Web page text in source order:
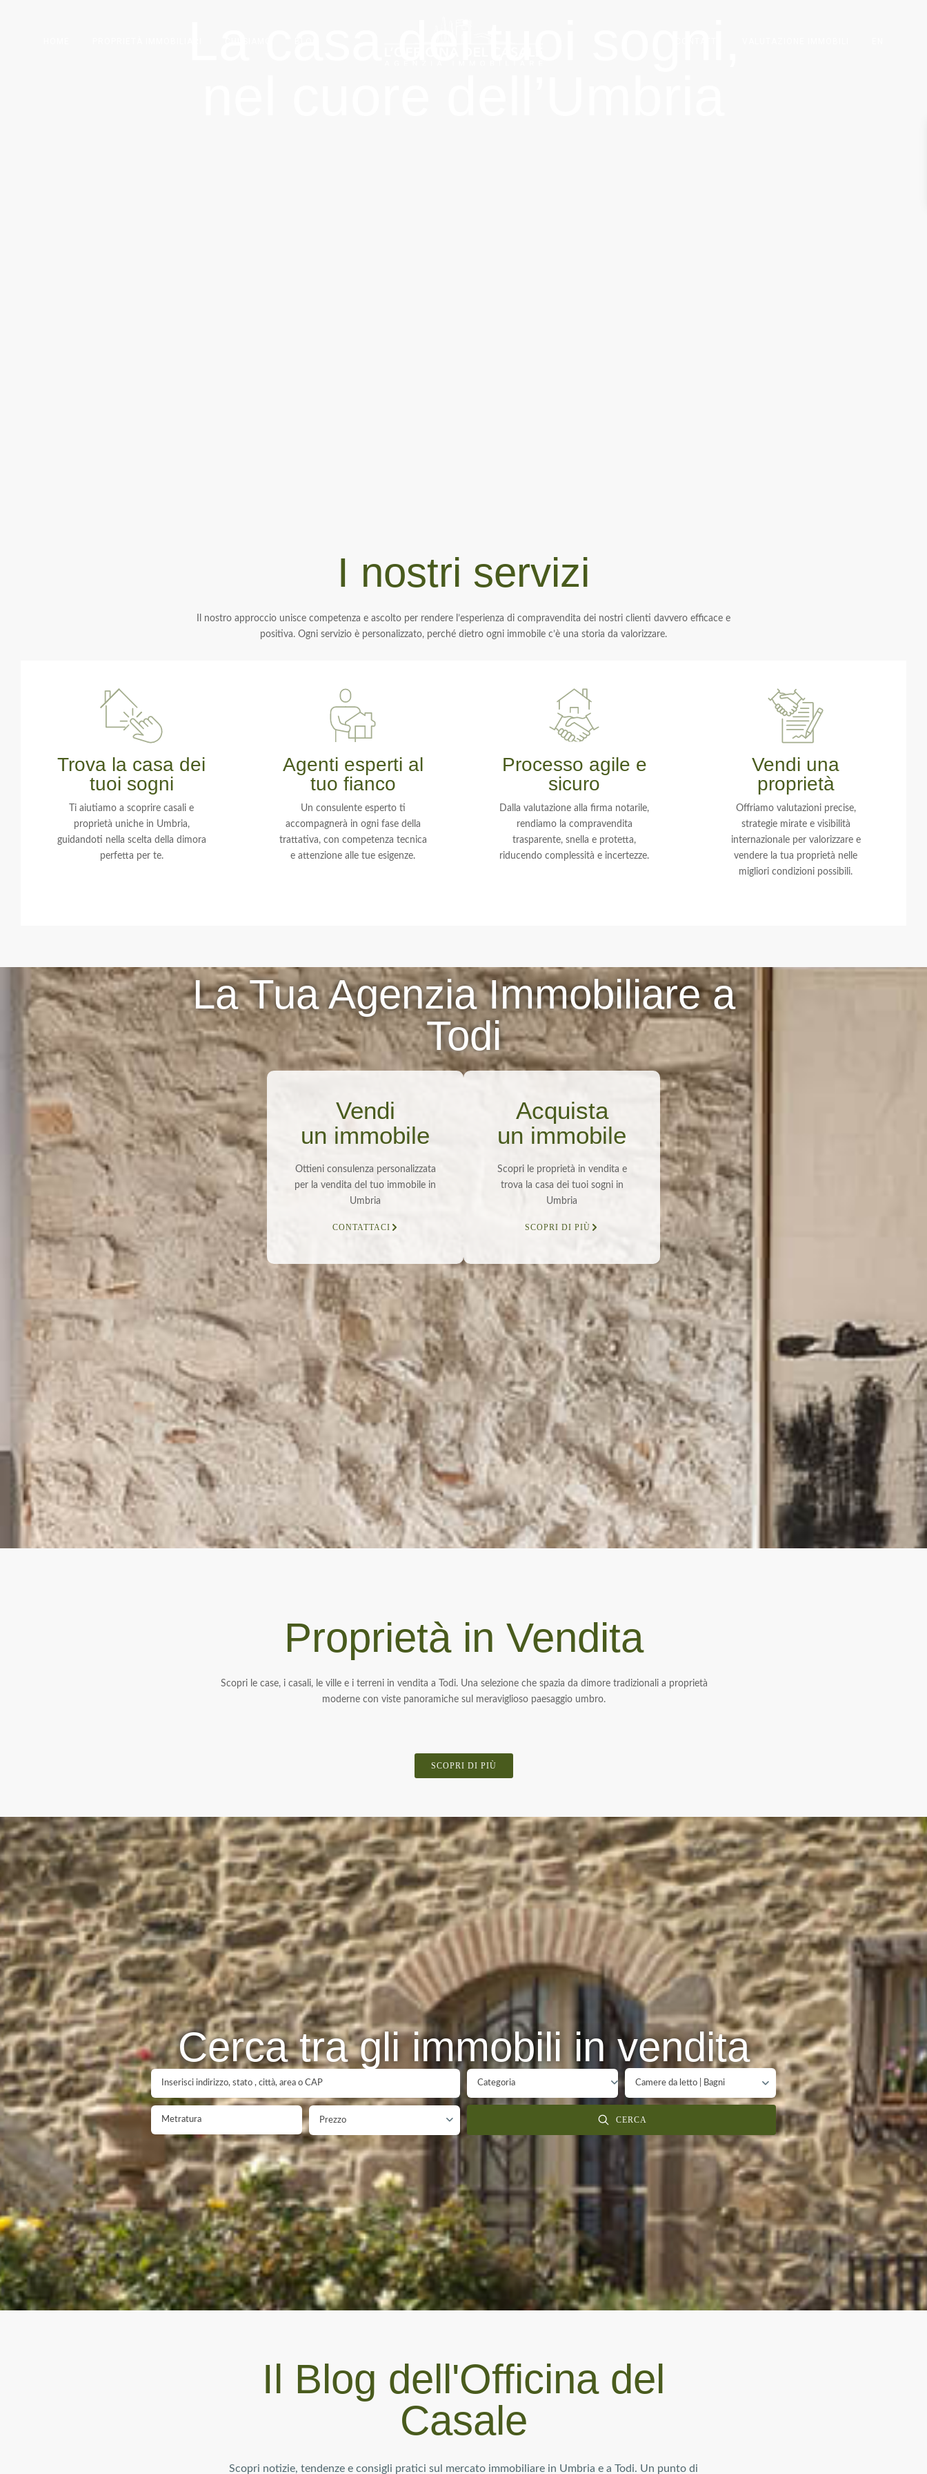
I nostri servizi
Il nostro approccio unisce competenza e ascolto per rendere l’esperienza di compravendita dei nostri clienti davvero efficace e
positiva. Ogni servizio è personalizzato, perché dietro ogni immobile c’è una storia da valorizzare.
Trova la casa dei
tuoi sogni
Ti aiutiamo a scoprire casali e
proprietà uniche in Umbria,
guidandoti nella scelta della dimora
perfetta per te.
Agenti esperti al
tuo fianco
Un consulente esperto ti
accompagnerà in ogni fase della
trattativa, con competenza tecnica
e attenzione alle tue esigenze.
Processo agile e
sicuro
Dalla valutazione alla firma notarile,
rendiamo la compravendita
trasparente, snella e protetta,
riducendo complessità e incertezze.
Vendi una
proprietà
Offriamo valutazioni precise,
strategie mirate e visibilità
internazionale per valorizzare e
vendere la tua proprietà nelle
migliori condizioni possibili.
La Tua Agenzia Immobiliare a
Todi
Vendi
un immobile
Ottieni consulenza personalizzata
per la vendita del tuo immobile in
Umbria
CONTATTACI
Acquista
un immobile
Scopri le proprietà in vendita e
trova la casa dei tuoi sogni in
Umbria
SCOPRI DI PIÙ
Proprietà in Vendita
Scopri le case, i casali, le ville e i terreni in vendita a Todi. Una selezione che spazia da dimore tradizionali a proprietà
moderne con viste panoramiche sul meraviglioso paesaggio umbro.
SCOPRI DI PIÙ
Cerca tra gli immobili in vendita
Categoria Camere da letto | Bagni
Prezzo CERCA
Il Blog dell'Officina del
Casale
Scopri notizie, tendenze e consigli pratici sul mercato immobiliare in Umbria e a Todi. Un punto di